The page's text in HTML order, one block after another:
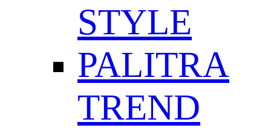
STYLE
PALITRA
TREND